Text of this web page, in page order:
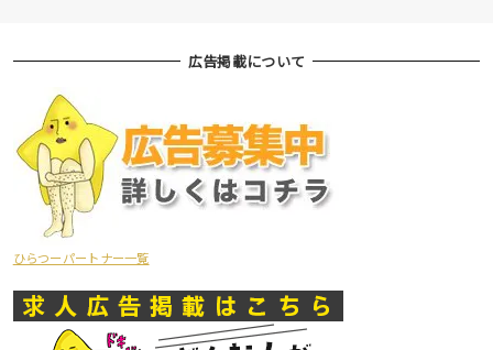
広告掲載について
ひらつーパートナー一覧